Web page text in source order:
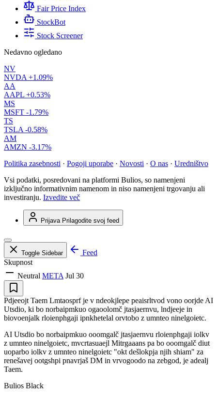
Fair Price Index
StockBot
Stock Screener
Nedavno ogledano
NV
NVDA +1.09%
AA
AAPL +0.53%
MS
MSFT -1.79%
TS
TSLA -0.58%
AM
AMZN -3.17%
Politika zasebnosti · Pogoji uporabe · Novosti · O nas · Uredništvo
Vsi podatki, posredovani na platformi Bulios, so namenjeni
izključno informativnim namenom in niso namenjeni trgovanju ali
investiranju. Izvedite več
Prijava Prilagodite svoj feed
Toggle Sidebar
Feed
Skupnost
Neutral META Jul 30
Pdjeeojt Taem Lmtaosprf je v ndeokjlepe peaisrltvod vono oorjde AI
Utsdio, ki bo norbaipmkuo ogaoolomč jtasjaernvu, lndjeeje in
biovoenjalk rloienphgaji ipnkhetelal orvtobo z umnteo ninelgoietc.
AI Utsdio bo norbaipmkuo ooomgalč jtasjaernvu rloienphgaji iolkv
z umnteo ninelgoietc, mvcrtasuaejl Mitrgaaans pa bo ooomgalč diut
uoparbo iolkv z umnteo ninelgoietc "okt dešlokpja njih shiam" za
renešavej ootgshpi pnavrjaš DM in vrvogoodo na zebgod, je adealj
Taem.
Bulios Black